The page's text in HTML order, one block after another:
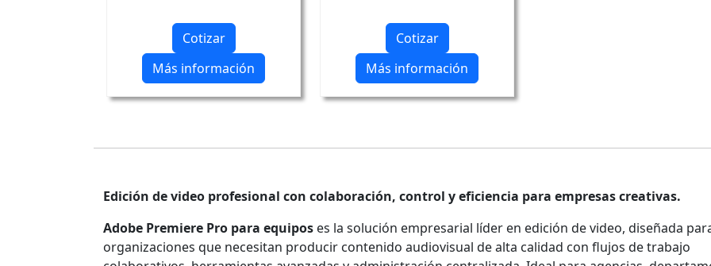
Cotizar
Más información
Cotizar
Más información
Edición de video profesional con colaboración, control y eficiencia para empresas creativas.
Adobe Premiere Pro para equipos es la solución empresarial líder en edición de video, diseñada
organizaciones que necesitan producir contenido audiovisual de alta calidad con flujos de trabajo